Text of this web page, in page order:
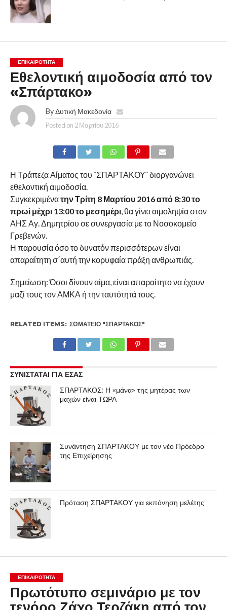
ΕΠΙΚΑΙΡΟΤΗΤΑ
Εθελοντική αιμοδοσία από τον
«Σπάρτακο»
By Δυτική Μακεδονία
Posted on 2 Μαρτίου 2016
Η Τράπεζα Αίματος του ¨ΣΠΑΡΤΑΚΟΥ¨ διοργανώνει
εθελοντική αιμοδοσία.
Συγκεκριμένατην Τρίτη 8 Μαρτίου 2016 από 8:30 το
πρωί μέχρι 13:00 το μεσημέρι, θα γίνει αιμοληψία στον
ΑΗΣ Αγ. Δημητρίου σε συνεργασία με το Νοσοκομείο
Γρεβενών.
Η παρουσία όσο το δυνατόν περισσότερων είναι
απαραίτητη σ΄αυτή την κορυφαία πράξη ανθρωπιάς.
Σημείωση: Όσοι δίνουν αίμα, είναι απαραίτητο να έχουν
μαζί τους τον ΑΜΚΑ ή την ταυτότητά τους.
RELATED ITEMS: ΣΩΜΑΤΕΊΟ "ΣΠΑΡΤΑΚΟΣ"
ΣΥΝΙΣΤΑΤΑΙ ΓΙΑ ΕΣΑΣ
ΣΠΑΡΤΑΚΟΣ: Η «μάνα» της μητέρας των
μαχών είναι ΤΩΡΑ
Συνάντηση ΣΠΑΡΤΑΚΟΥ με τον νέο Πρόεδρο
της Επιχείρησης
Πρόταση ΣΠΑΡΤΑΚΟΥ για εκπόνηση μελέτης
ΕΠΙΚΑΙΡΟΤΗΤΑ
Πρωτότυπο σεμινάριο με τον